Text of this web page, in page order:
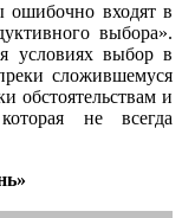
ошибочно входят в
выбора».
выбор в
сложившемуся
обстоятельствам и
не всегда